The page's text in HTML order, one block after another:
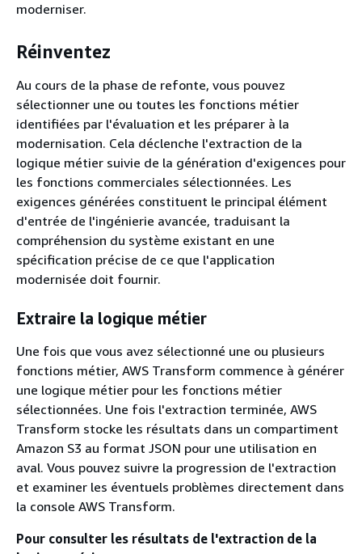
moderniser.
Réinventez
Au cours de la phase de refonte, vous pouvez
sélectionner une ou toutes les fonctions métier
identifiées par l'évaluation et les préparer à la
modernisation. Cela déclenche l'extraction de la
logique métier suivie de la génération d'exigences pour
les fonctions commerciales sélectionnées. Les
exigences générées constituent le principal élément
d'entrée de l'ingénierie avancée, traduisant la
compréhension du système existant en une
spécification précise de ce que l'application
modernisée doit fournir.
Extraire la logique métier
Une fois que vous avez sélectionné une ou plusieurs
fonctions métier, AWS Transform commence à générer
une logique métier pour les fonctions métier
sélectionnées. Une fois l'extraction terminée, AWS
Transform stocke les résultats dans un compartiment
Amazon S3 au format JSON pour une utilisation en
aval. Vous pouvez suivre la progression de l'extraction
et examiner les éventuels problèmes directement dans
la console AWS Transform.
Pour consulter les résultats de l'extraction de la